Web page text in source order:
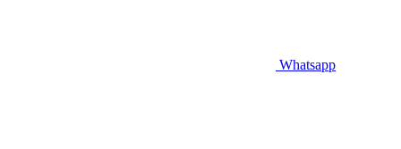
Whatsapp